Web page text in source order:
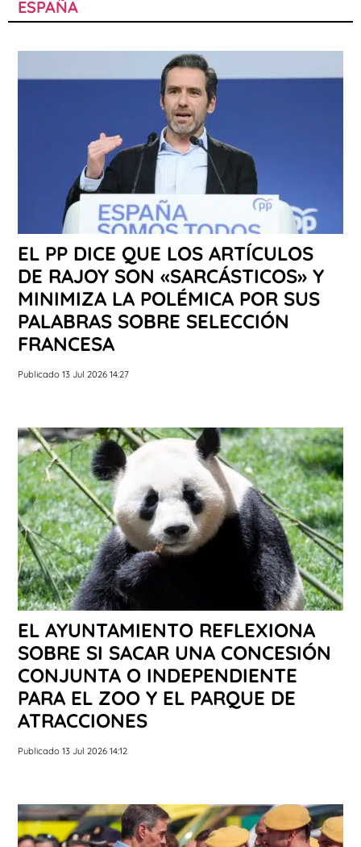
ESPAÑA
EL PP DICE QUE LOS ARTÍCULOS
DE RAJOY SON «SARCÁSTICOS» Y
MINIMIZA LA POLÉMICA POR SUS
PALABRAS SOBRE SELECCIÓN
FRANCESA
Publicado 13 Jul 2026 14:27
EL AYUNTAMIENTO REFLEXIONA
SOBRE SI SACAR UNA CONCESIÓN
CONJUNTA O INDEPENDIENTE
PARA EL ZOO Y EL PARQUE DE
ATRACCIONES
Publicado 13 Jul 2026 14:12